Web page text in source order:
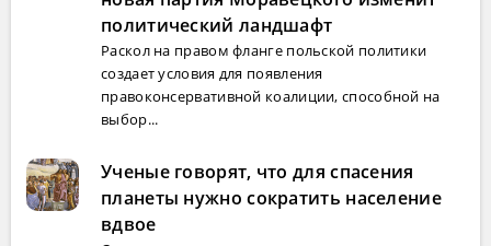
политический ландшафт
Раскол на правом фланге польской политики
создает условия для появления
правоконсервативной коалиции, способной на
выбор...
Ученые говорят, что для спасения
планеты нужно сократить население
вдвое